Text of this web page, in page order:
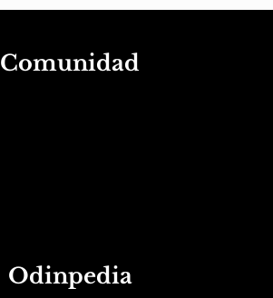
Comunidad
Odinpedia